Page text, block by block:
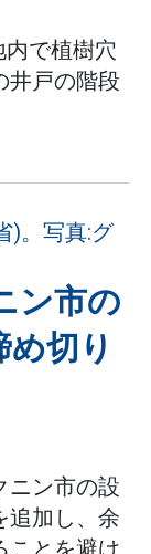
で植樹穴
井戸の階段
ン市の
切り
ニン市の設
追加し、余
ことを避け